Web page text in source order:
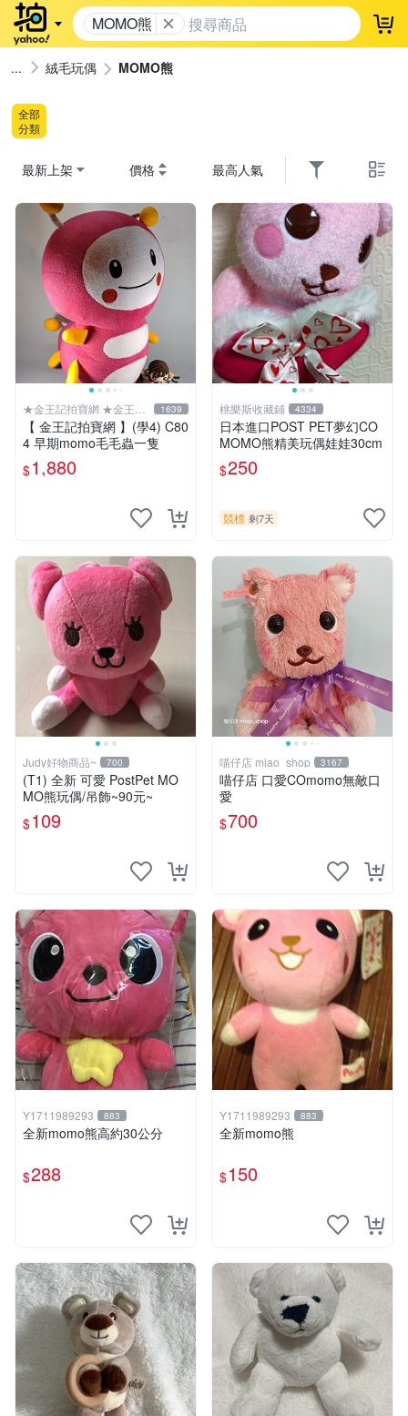
MOMO熊 登
絨毛玩偶 MOMO熊
全部
分類
最新上架 價格 最高人氣
★金王記拍寶網 ★金王記
拍寶趣
1639
【 金王記拍寶網 】(學4) C80
4 早期momo毛毛蟲一隻
$1,880
桃樂斯收藏鋪 4334
日本進口POST PET夢幻CO
MOMO熊精美玩偶娃娃30cm
$250
競標 剩7天
Judy好物商品~ 700
(T1) 全新 可愛 PostPet MO
MO熊玩偶/吊飾~90元~
$109
喵仔店 miao_shop 3167
喵仔店 口愛COmomo無敵口
愛
$700
Y1711989293 883
全新momo熊高約30公分
$288
Y1711989293 883
全新momo熊
$150